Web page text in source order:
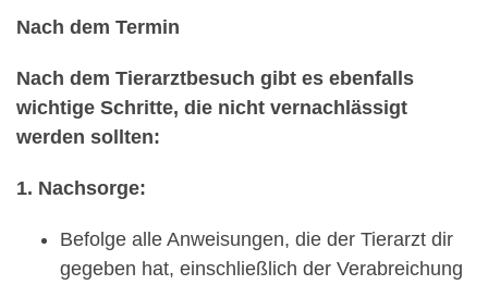
Nach dem Termin
Nach dem Tierarztbesuch gibt es ebenfalls
wichtige Schritte, die nicht vernachlässigt
werden sollten:
1. Nachsorge:
Befolge alle Anweisungen, die der Tierarzt dir
gegeben hat, einschließlich der Verabreichung